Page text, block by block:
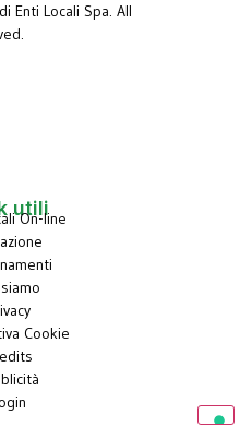
Enti Locali Spa. All
utili
On-line
Cookie